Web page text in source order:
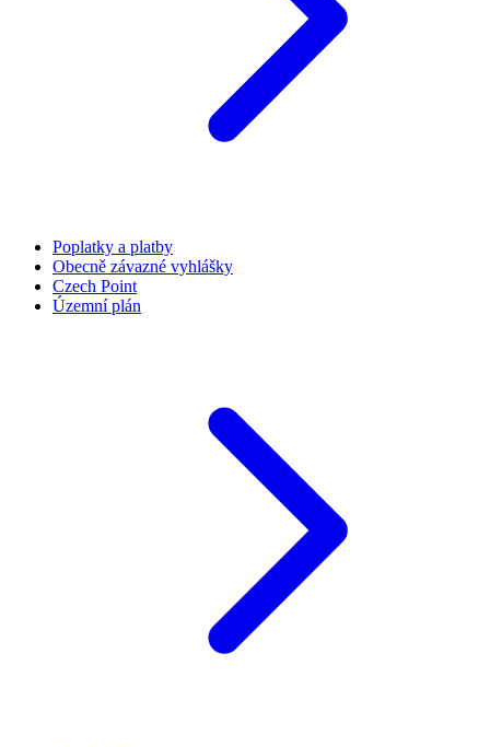
Poplatky a platby
Obecně závazné vyhlášky
Czech Point
Územní plán